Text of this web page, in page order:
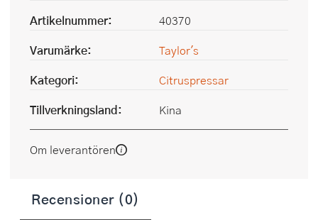
Artikelnummer:
40370
Varumärke:
Taylor's
Kategori:
Citruspressar
Tillverkningsland:
Kina
Om leverantören
Recensioner (0)